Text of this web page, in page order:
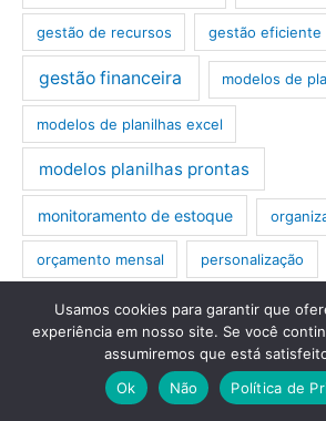
gestão de recursos gestão eficiente
gestão financeira modelos de
modelos de planilhas excel
modelos planilhas prontas
monitoramento de estoque
orçamento mensal personalização
planejamento financeiro planilha
planilha de custos operacionais
planilha excel planilha excel
Usamos cookies para garantir que
experiência em nosso site. Se você
assumiremos que está
Ok
Não Política de